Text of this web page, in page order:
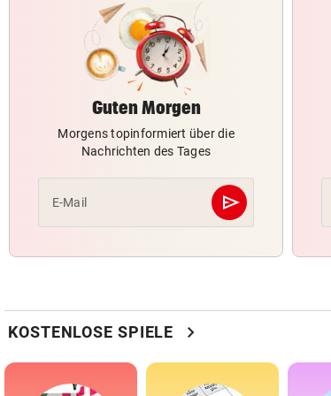
Guten Morgen
Morgens topinformiert über die
Nachrichten des Tages
E-Mail send
Abschicken
KOSTENLOSE SPIELE chevron_right